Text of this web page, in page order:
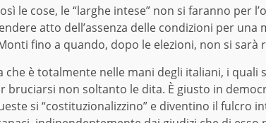
le cose, le “larghe intese” non si faranno per
atto dell’assenza delle condizioni per una
fino a quando, dopo le elezioni, non si
che è totalmente nelle mani degli italiani, i quali
bruciarsi non soltanto le dita. È giusto in
si “costituzionalizzino” e diventino il fulcro